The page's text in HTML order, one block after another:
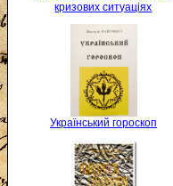
кризових ситуаціях
Український гороскоп